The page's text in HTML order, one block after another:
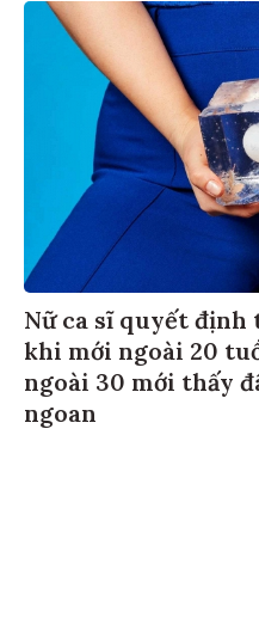
Nữ ca sĩ quyết
khi mới ngoài 20
ngoài 30 mới thấy
ngoan